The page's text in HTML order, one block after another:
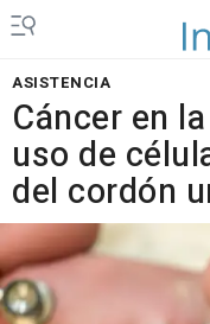
ASISTENCIA
Cáncer en
uso de
del cordón